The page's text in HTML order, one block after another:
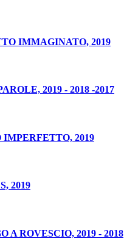
IMMAGINATO, 2019
2019 - 2018 -2017
2019
2019
A ROVESCIO, 2019 - 2018